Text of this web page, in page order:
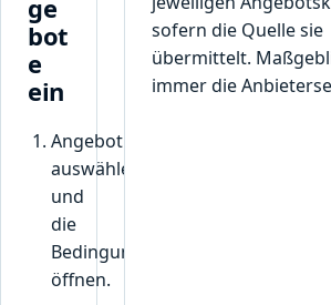
ge
bot
e
ein
Angebot
auswählen
und
die
Bedingungen
öffnen.
sofern die Quelle sie
übermittelt.
immer die